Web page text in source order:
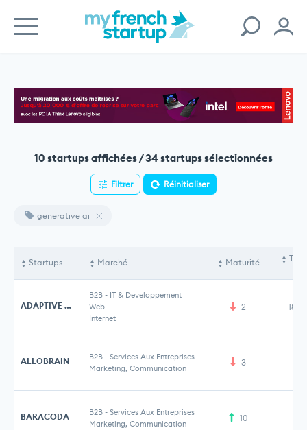
10 startups affichées / 34 startups sélectionnées
Filtrer Réinitialiser
generative ai
Startups Marché Maturité
ADAPTIVE ML
B2B - IT & Developpement
Web
Internet
2
ALLOBRAIN B2B - Services Aux Entreprises
Marketing, Communication
3
BARACODA B2B - Services Aux Entreprises
Marketing, Communication
10